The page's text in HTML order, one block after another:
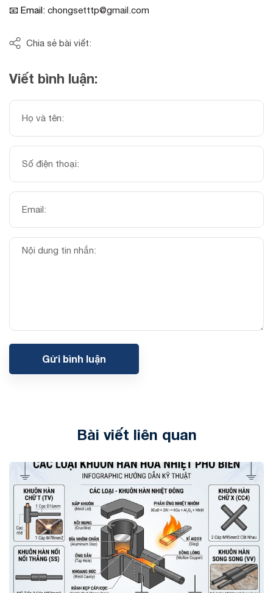
📧 Email: chongsetttp@gmail.com
Chia sẻ bài viết:
Viết bình luận:
Gửi bình luận
Bài viết liên quan